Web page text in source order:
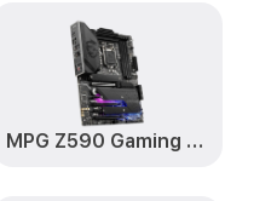
MPG Z590 Gaming Plus